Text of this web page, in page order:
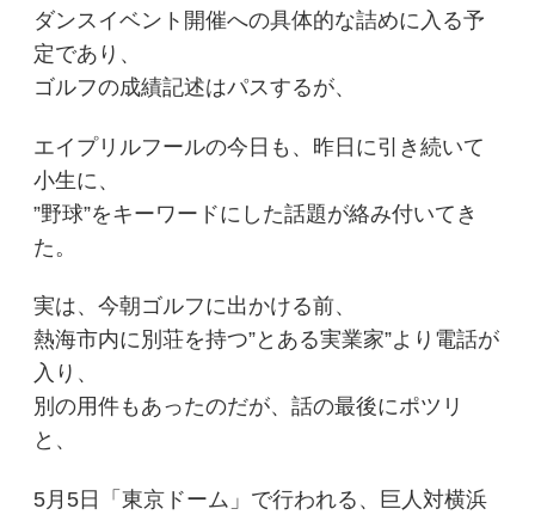
ダンスイベント開催への具体的な詰めに入る予
定であり、
ゴルフの成績記述はパスするが、
エイプリルフールの今日も、昨日に引き続いて
小生に、
”野球”をキーワードにした話題が絡み付いてき
た。
実は、今朝ゴルフに出かける前、
熱海市内に別荘を持つ”とある実業家”より電話が
入り、
別の用件もあったのだが、話の最後にポツリ
と、
5月5日「東京ドーム」で行われる、巨人対横浜